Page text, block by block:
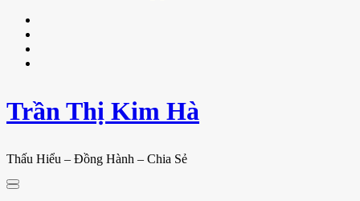
Trần Thị Kim Hà
Thấu Hiểu – Đồng Hành – Chia Sẻ